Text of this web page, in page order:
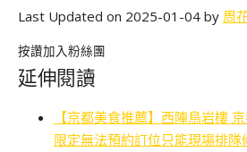
Last Updated on 2025-01-04 by 周
按讚加入粉絲團
延伸閱讀
【京都美食推薦】西陣鳥岩樓
限定無法預約訂位只能現場排隊